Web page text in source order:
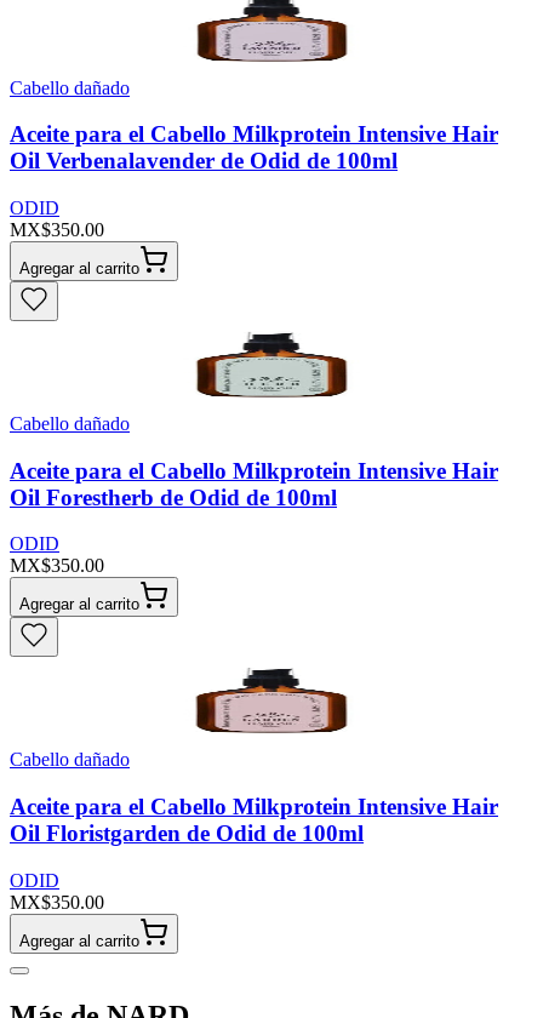
Cabello dañado
Aceite para el Cabello Milkprotein Intensive Hair
Oil Verbenalavender de Odid de 100ml
ODID
MX$350.00
Agregar al carrito
Cabello dañado
Aceite para el Cabello Milkprotein Intensive Hair
Oil Forestherb de Odid de 100ml
ODID
MX$350.00
Agregar al carrito
Cabello dañado
Aceite para el Cabello Milkprotein Intensive Hair
Oil Floristgarden de Odid de 100ml
ODID
MX$350.00
Agregar al carrito